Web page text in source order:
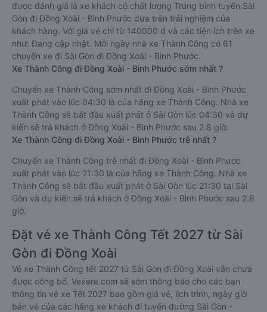
được đánh giá là xe khách có chất lượng Trung bình tuyến Sài
Gòn đi Đồng Xoài - Bình Phước dựa trên trải nghiệm của
khách hàng. Với giá vé chỉ từ 140000 đ và các tiện ích trên xe
như: Đang cập nhật. Mỗi ngày nhà xe Thành Công có 61
chuyến xe đi Sài Gòn đi Đồng Xoài - Bình Phước.
Xe Thành Công đi Đồng Xoài - Bình Phước sớm nhất ?
Chuyến xe Thành Công sớm nhất đi Đồng Xoài - Bình Phước
xuất phát vào lúc 04:30 là của hãng xe Thành Công. Nhà xe
Thành Công sẽ bắt đầu xuất phát ở Sài Gòn lúc 04:30 và dự
kiến sẽ trả khách ở Đồng Xoài - Bình Phước sau 2.8 giờ.
Xe Thành Công đi Đồng Xoài - Bình Phước trễ nhất ?
Chuyến xe Thành Công trễ nhất đi Đồng Xoài - Bình Phước
xuất phát vào lúc 21:30 là của hãng xe Thành Công. Nhà xe
Thành Công sẽ bắt đầu xuất phát ở Sài Gòn lúc 21:30 tại Sài
Gòn và dự kiến sẽ trả khách ở Đồng Xoài - Bình Phước sau 2.8
giờ.
Đặt vé xe Thành Công Tết 2027 từ Sài
Gòn đi Đồng Xoài
Vé xe Thành Công tết 2027 từ Sài Gòn đi Đồng Xoài vẫn chưa
được công bố. Vexere.com sẽ sớm thông báo cho các bạn
thông tin vé xe Tết 2027 bao gồm giá vé, lịch trình, ngày giờ
bán vé của các hãng xe khách đi tuyến đường Sài Gòn -